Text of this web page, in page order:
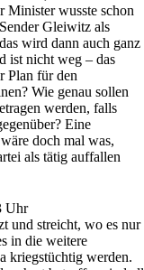
Minister wusste schon
Gleiwitz als
wird dann auch ganz
ist nicht weg – das
Plan für den
Wie genau sollen
werden, falls
Eine
doch mal was,
als tätig auffallen
Uhr
und streicht, wo es nur
in die weitere
kriegstüchtig werden.